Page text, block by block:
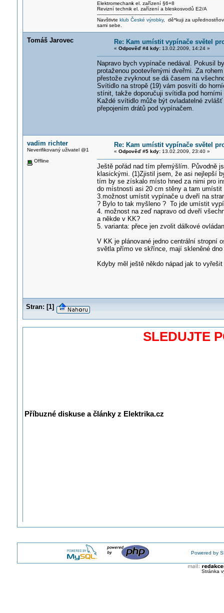
Elektromechanik el. zařízení §6+8
Revizní technik el. zařízení a bleskosvodů E2/A
--------------------------------------------------
Navštivte klub České výrobky, dě*kuji za
sami sebe.
Tomáš Jarovec Re: Kam umístit vypínače světel
« Odpověď #4 kdy:13.02.2009, 14:24 »
Napravo bych vypínače nedával. Pokusil
protaženou pootevřenými dveřmi. Za
přestože zvyknout se dá časem na
Svítidlo na stropě (19) vám posvítí do
stínit, takže doporučuji svítidla pod
Každé svítidlo může být ovladatelné
přepojením drátů pod vypínačem.
vadim richter
Neverifikovaný uživatel @1
Offline
Re: Kam umístit vypínače světel
« Odpověď #5 kdy:13.02.2009, 23:40 »
Ještě pořád nad tím přemýšlím. Původně
klasickými. (1)Zjistil jsem, že asi nejlepší
tím by se získalo místo hned za nimi pro
do místnosti asi 20 cm stěny a tam
3.možnost umístit vypínače u dveří na
? Bylo to tak myšleno ? To jde umístit
4. možnost na zeď napravo od dveří
a někde v KK?
5. varianta: přece jen zvolit dálkové
V KK je plánované jedno centrální stropní
světla přímo ve skřínce, mají skleněné
Kdyby měl ještě někdo nápad jak to
Stran: [1]
SLEDUJTE
Příbuzné diskuse a články z Elektrika.cz
Powered by
Stránka